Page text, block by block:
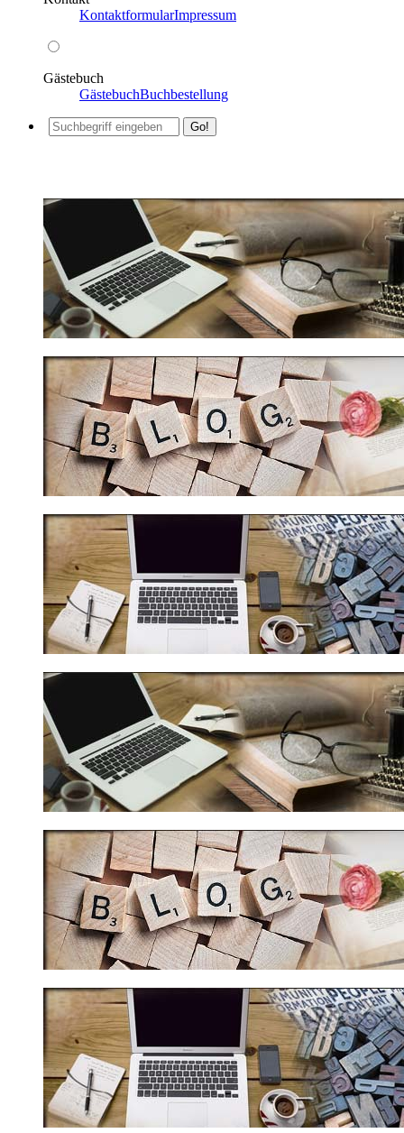
KontaktformularImpressum
Gästebuch
GästebuchBuchbestellung